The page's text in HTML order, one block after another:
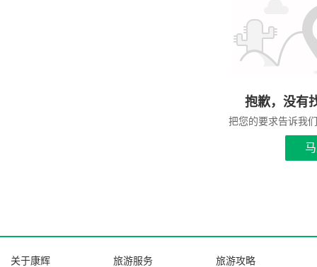
抱歉，没有
把您的要求告诉我
关于康辉 旅游服务 旅游攻略